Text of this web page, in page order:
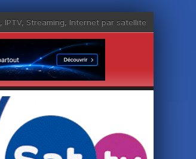
, IPTV, Streaming, Internet par satellite